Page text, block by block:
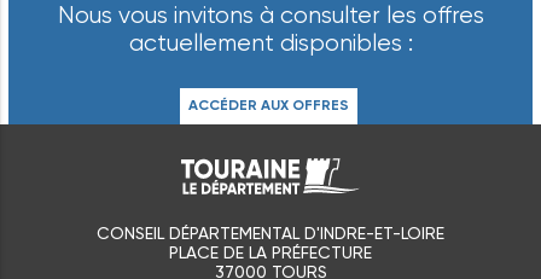
Nous vous invitons à consulter les offres
actuellement disponibles :
ACCÉDER AUX OFFRES
CONSEIL DÉPARTEMENTAL D'INDRE-ET-LOIRE
PLACE DE LA PRÉFECTURE
37000 TOURS